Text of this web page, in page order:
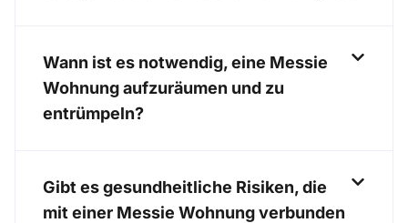
Wann ist es notwendig, eine Messie
Wohnung aufzuräumen und zu
entrümpeln?
Gibt es gesundheitliche Risiken, die
mit einer Messie Wohnung verbunden